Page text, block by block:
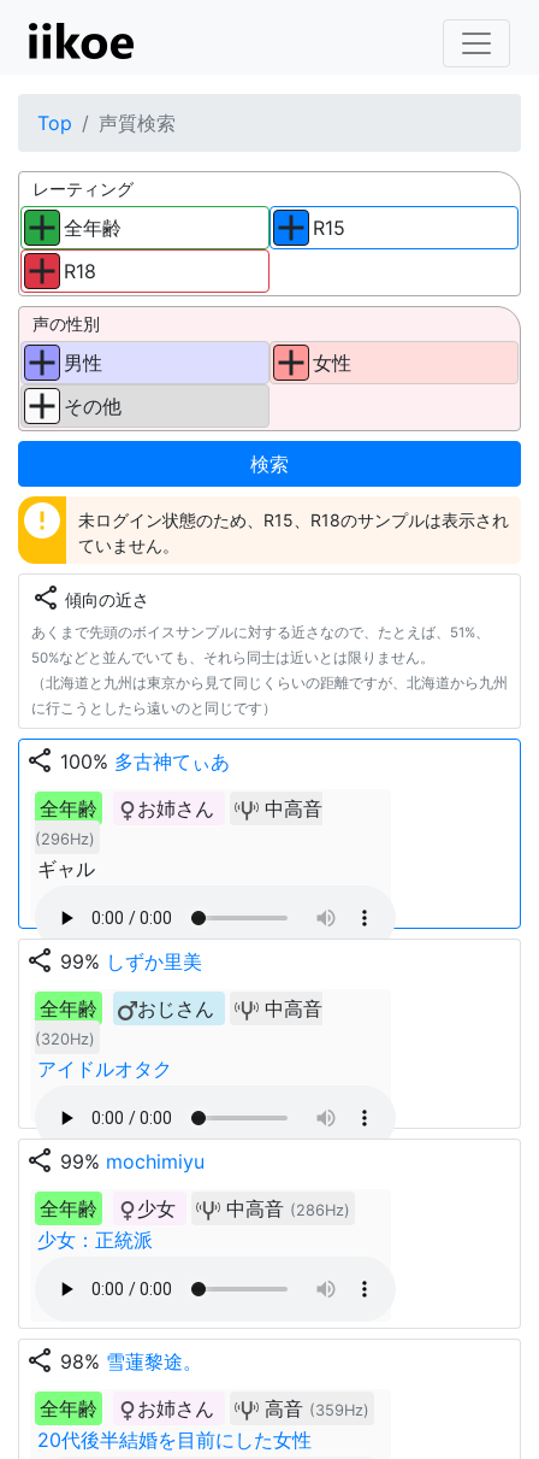
Top 声質検索
レーティング
全年齢
R18
R15
声の性別
男性
その他
女性
error
未ログイン状態のため、R15、R18のサンプルは表示され
ていません。
share 傾向の近さ
あくまで先頭のボイスサンプルに対する近さなので、たとえば、51%、
50%などと並んでいても、それら同士は近いとは限りません。
（北海道と九州は東京から見て同じくらいの距離ですが、北海道から九州
に行こうとしたら遠いのと同じです）
share 100% 多古神てぃあ
全年齢
お姉さん 中高音
(296Hz)
ギャル
share 99% しずか里美
全年齢
おじさん 中高音
(320Hz)
アイドルオタク
share 99% mochimiyu
全年齢
少女 中高音 (286Hz)
少女：正統派
share 98% 雪蓮黎途。
全年齢
お姉さん 高音 (359Hz)
20代後半結婚を目前にした女性